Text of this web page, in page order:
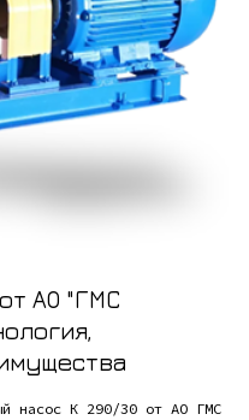
АО "ГМС
насос К 290/30 от АО ГМС